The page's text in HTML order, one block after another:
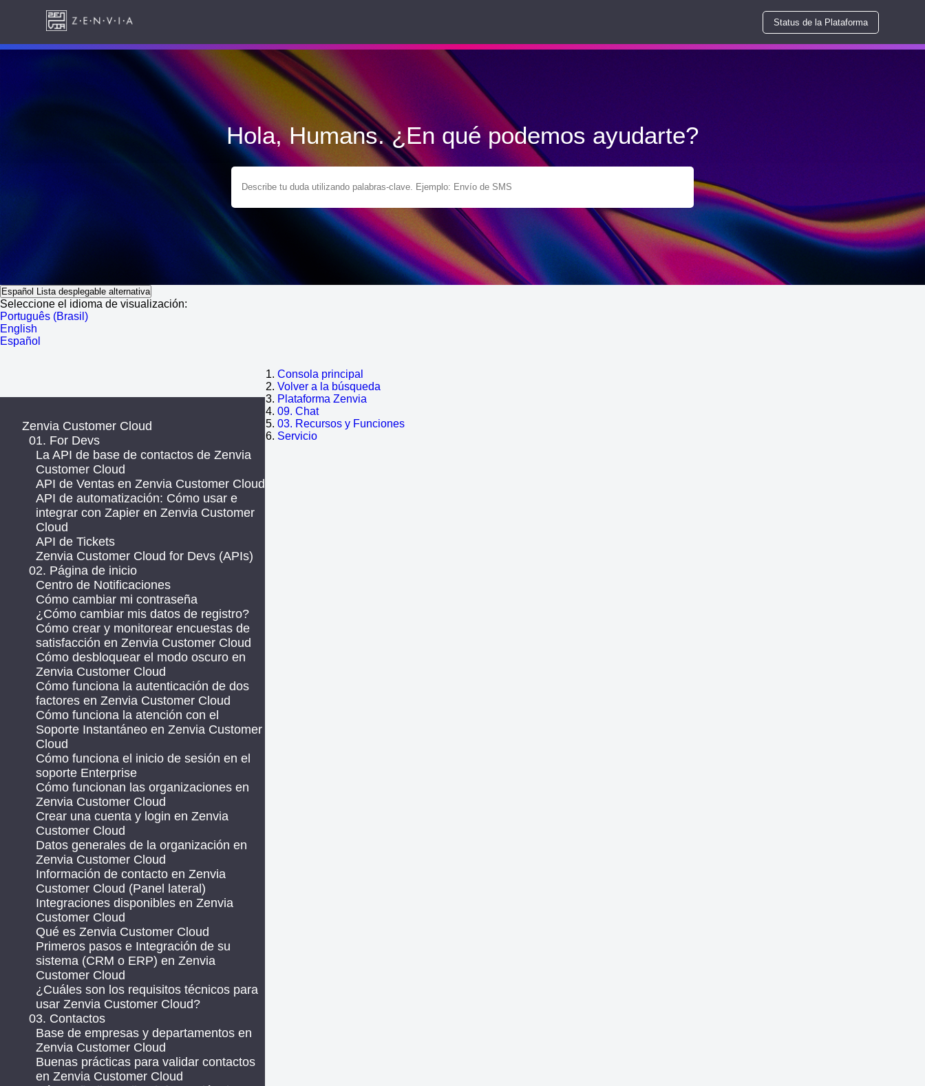
Status de la Plataforma
Hola, Humans. ¿En qué podemos ayudarte?
Español Lista desplegable alternativa
Seleccione el idioma de visualización:
Português (Brasil)
English
Español
Consola principal
Volver a la búsqueda
Plataforma Zenvia
09. Chat
03. Recursos y Funciones
Servicio
Zenvia Customer Cloud
01. For Devs
La API de base de contactos de Zenvia
Customer Cloud
API de Ventas en Zenvia Customer Cloud
API de automatización: Cómo usar e
integrar con Zapier en Zenvia Customer
Cloud
API de Tickets
Zenvia Customer Cloud for Devs (APIs)
02. Página de inicio
Centro de Notificaciones
Cómo cambiar mi contraseña
¿Cómo cambiar mis datos de registro?
Cómo crear y monitorear encuestas de
satisfacción en Zenvia Customer Cloud
Cómo desbloquear el modo oscuro en
Zenvia Customer Cloud
Cómo funciona la autenticación de dos
factores en Zenvia Customer Cloud
Cómo funciona la atención con el
Soporte Instantáneo en Zenvia Customer
Cloud
Cómo funciona el inicio de sesión en el
soporte Enterprise
Cómo funcionan las organizaciones en
Zenvia Customer Cloud
Crear una cuenta y login en Zenvia
Customer Cloud
Datos generales de la organización en
Zenvia Customer Cloud
Información de contacto en Zenvia
Customer Cloud (Panel lateral)
Integraciones disponibles en Zenvia
Customer Cloud
Qué es Zenvia Customer Cloud
Primeros pasos e Integración de su
sistema (CRM o ERP) en Zenvia
Customer Cloud
¿Cuáles son los requisitos técnicos para
usar Zenvia Customer Cloud?
03. Contactos
Base de empresas y departamentos en
Zenvia Customer Cloud
Buenas prácticas para validar contactos
en Zenvia Customer Cloud